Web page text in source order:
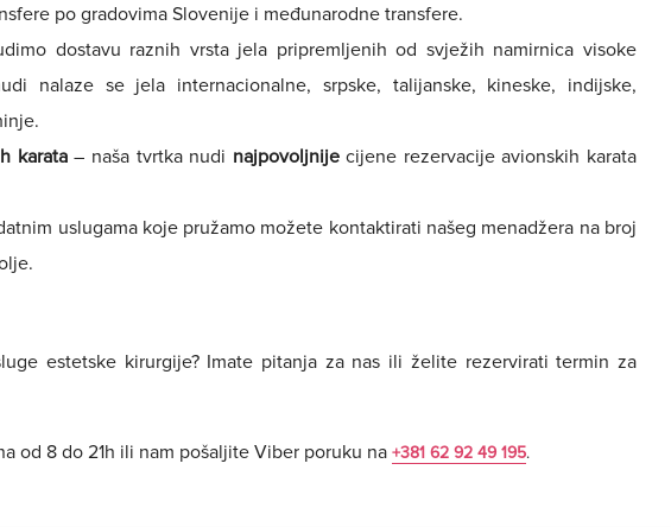
po gradovima Slovenije i međunarodne transfere.
dostavu raznih vrsta jela pripremljenih od svježih namirnica visoke
nalaze se jela internacionalne, srpske, talijanske, kineske, indijske,
karata– naša tvrtka nudi najpovoljnijecijene rezervacije avionskih karata
uslugama koje pružamo možete kontaktirati našeg menadžera na broj
estetske kirurgije? Imate pitanja za nas ili želite rezervirati termin za
od 8 do 21h ili nam pošaljite Viber poruku na +381 62 92 49 195.